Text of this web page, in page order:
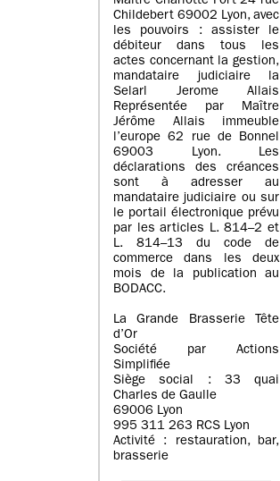
Childebert 69002 Lyon, avec
les pouvoirs : assister le
débiteur dans tous les
actes concernant la gestion,
mandataire judiciaire la
Selarl Jerome Allais
Représentée par Maître
Jérôme Allais immeuble
l’europe 62 rue de Bonnel
69003 Lyon. Les
déclarations des créances
sont à adresser au
mandataire judiciaire ou sur
le portail électronique prévu
par les articles L. 814–2 et
L. 814–13 du code de
commerce dans les deux
mois de la publication au
BODACC.
La Grande Brasserie Tête
d’Or
Société par Actions
Simplifiée
Siège social : 33 quai
Charles de Gaulle
69006 Lyon
995 311 263 RCS Lyon
Activité : restauration, bar,
brasserie